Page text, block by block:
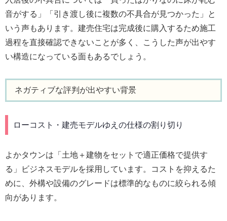
音がする」「引き渡し後に複数の不具合が見つかった」と
いう声もあります。建売住宅は完成後に購入するため施工
過程を直接確認できないことが多く、こうした声が出やす
い構造になっている面もあるでしょう。
ネガティブな評判が出やすい背景
ローコスト・建売モデルゆえの仕様の割り切り
よかタウンは「土地＋建物をセットで適正価格で提供す
る」ビジネスモデルを採用しています。コストを抑えるた
めに、外構や設備のグレードは標準的なものに絞られる傾
向があります。